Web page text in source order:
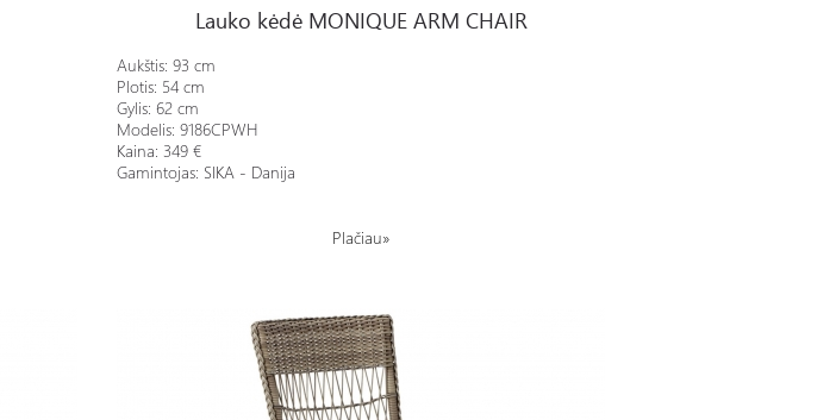
Lauko kėdė MONIQUE ARM CHAIR
Aukštis: 93 cm
Plotis: 54 cm
Gylis: 62 cm
Modelis: 9186CPWH
Kaina: 349 €
Gamintojas: SIKA - Danija
Plačiau»